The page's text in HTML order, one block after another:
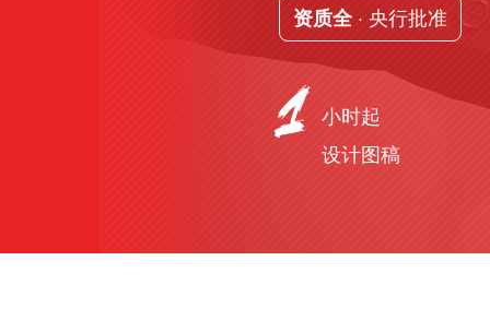
资质全· 央行批准
小时起
设计图稿